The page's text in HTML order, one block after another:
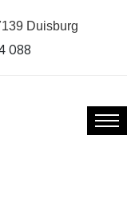
Duisburg
088